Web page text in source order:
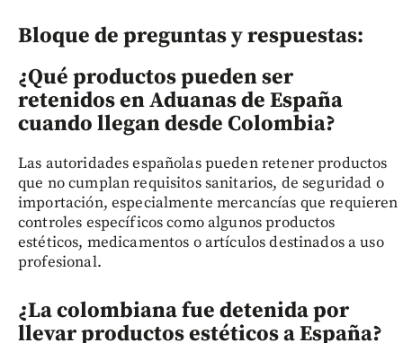
Bloque de preguntas y respuestas:
¿Qué productos pueden ser
retenidos en Aduanas de España
cuando llegan desde Colombia?
Las autoridades españolas pueden retener productos
que no cumplan requisitos sanitarios, de seguridad o
importación, especialmente mercancías que requieren
controles específicos como algunos productos
estéticos, medicamentos o artículos destinados a uso
profesional.
¿La colombiana fue detenida por
llevar productos estéticos a España?